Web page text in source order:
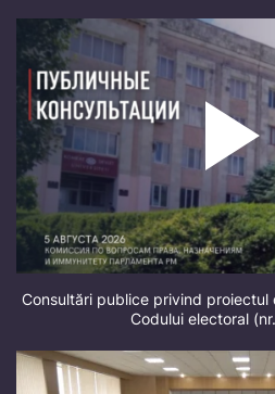
Consultări publice privind
Codului electoral